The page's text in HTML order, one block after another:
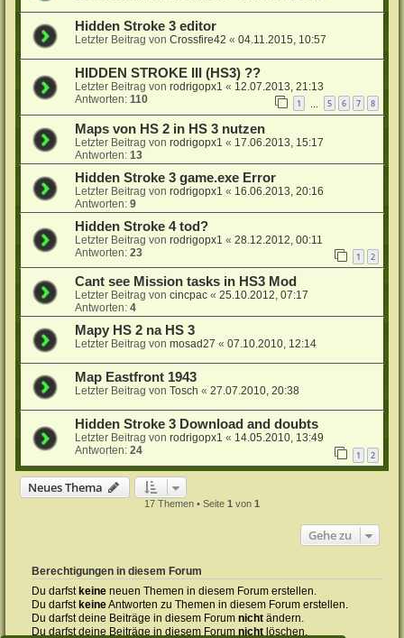
Hidden Stroke 3 editor
Letzter Beitrag vonCrossfire42 «04.11.2015, 10:57
HIDDEN STROKE III (HS3) ??
Letzter Beitrag vonrodrigopx1 « 12.07.2013, 21:13
Antworten:110 1 5 6 7 8
Maps von HS 2 in HS 3 nutzen
Letzter Beitrag vonrodrigopx1 « 17.06.2013, 15:17
Antworten:13
Hidden Stroke 3 game.exe Error
Letzter Beitrag vonrodrigopx1 « 16.06.2013, 20:16
Antworten:9
Hidden Stroke 4 tod?
Letzter Beitrag vonrodrigopx1 «28.12.2012, 00:11
Antworten:23 1 2
Cant see Mission tasks in HS3 Mod
Letzter Beitrag voncincpac «25.10.2012, 07:17
Antworten:4
Mapy HS 2 na HS 3
Letzter Beitrag vonmosad27 «07.10.2010, 12:14
Map Eastfront 1943
Letzter Beitrag vonTosch «27.07.2010, 20:38
Hidden Stroke 3 Download and doubts
Letzter Beitrag vonrodrigopx1 « 14.05.2010, 13:49
Antworten:24 1 2
Neues Thema
17 Themen • Seite 1 von 1
Gehe zu
Berechtigungen in diesem Forum
Du darfst keine neuen Themen in diesem Forum erstellen.
Du darfst keineAntworten zu Themen in diesem Forum erstellen.
Du darfst deine Beiträge in diesem Forumnicht ändern.
Du darfst deine Beiträge in diesem Forumnicht löschen.